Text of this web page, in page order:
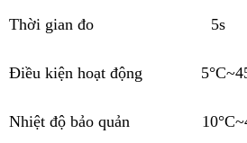
Thời gian đo 5s
Điều kiện hoạt động
Nhiệt độ bảo quản